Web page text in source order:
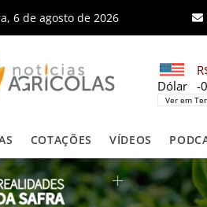
6 de agosto de 2026
-
Dólar
Ver em
COTAÇÕES VÍDEOS